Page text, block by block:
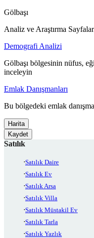
Gölbaşı
Analiz ve Araştırma
Demografi Analizi
Gölbaşı bölgesinin nüfus,
inceleyin
Emlak Danışmanları
Bu bölgedeki emlak
Harita
Kaydet
Satılık
Satılık Daire
Satılık Ev
Satılık Arsa
Satılık Villa
Satılık Müstakil Ev
Satılık Tarla
Satılık Yazlık